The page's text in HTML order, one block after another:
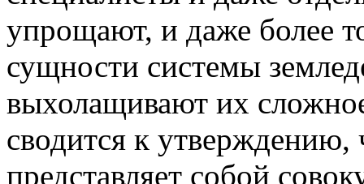
упрощают, и даже более
сущности системы
выхолащивают их
сводится к утверждению,
представляет собой